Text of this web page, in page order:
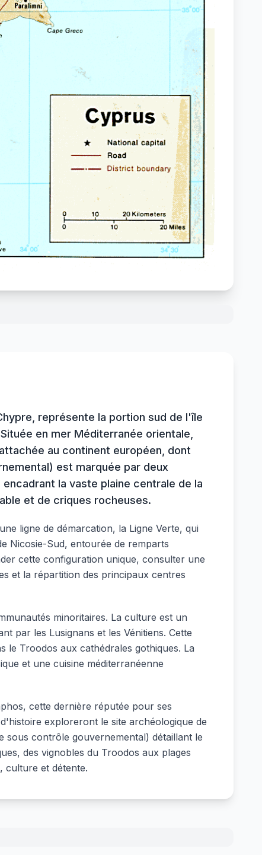
représente la portion sud de l'île
en mer Méditerranée orientale,
au continent européen, dont
est marquée par deux
la vaste plaine centrale de la
et de criques rocheuses.
ligne de démarcation, la Ligne Verte, qui
Nicosie-Sud, entourée de remparts
cette configuration unique, consulter une
et la répartition des principaux centres
minoritaires. La culture est un
par les Lusignans et les Vénitiens. Cette
le Troodos aux cathédrales gothiques. La
et une cuisine méditerranéenne
cette dernière réputée pour ses
exploreront le site archéologique de
sous contrôle gouvernemental) détaillant le
des vignobles du Troodos aux plages
culture et détente.